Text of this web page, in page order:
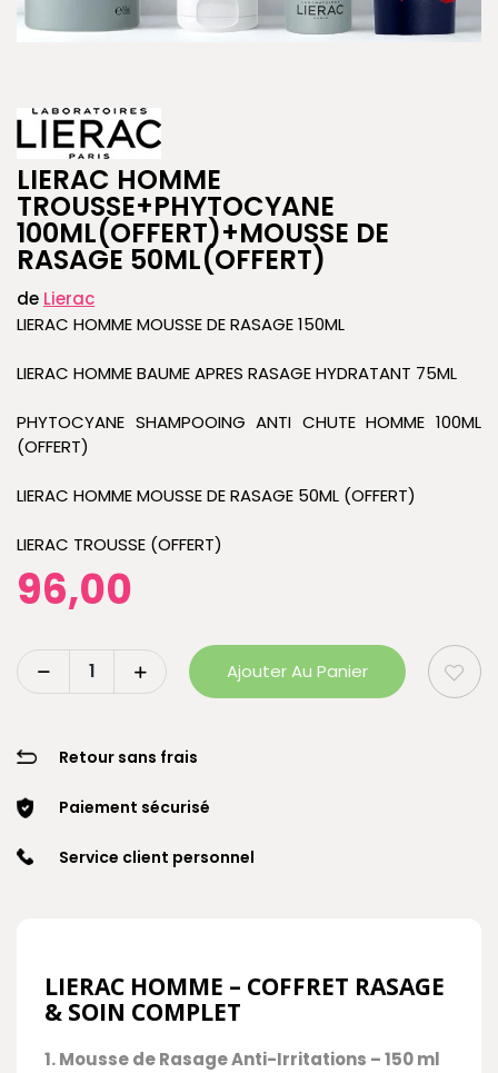
LIERAC HOMME
TROUSSE+PHYTOCYANE
100ML(OFFERT)+MOUSSE DE
RASAGE 50ML(OFFERT)
de Lierac
LIERAC HOMME MOUSSE DE RASAGE 150ML
LIERAC HOMME BAUME APRES RASAGE HYDRATANT 75ML
PHYTOCYANE SHAMPOOING ANTI CHUTE HOMME 100ML
(OFFERT)
LIERAC HOMME MOUSSE DE RASAGE 50ML (OFFERT)
LIERAC TROUSSE (OFFERT)
96,00
Ajouter Au Panier
Retour sans frais
Paiement sécurisé
Service client personnel
LIERAC HOMME – COFFRET RASAGE
& SOIN COMPLET
1. Mousse de Rasage Anti-Irritations – 150 ml